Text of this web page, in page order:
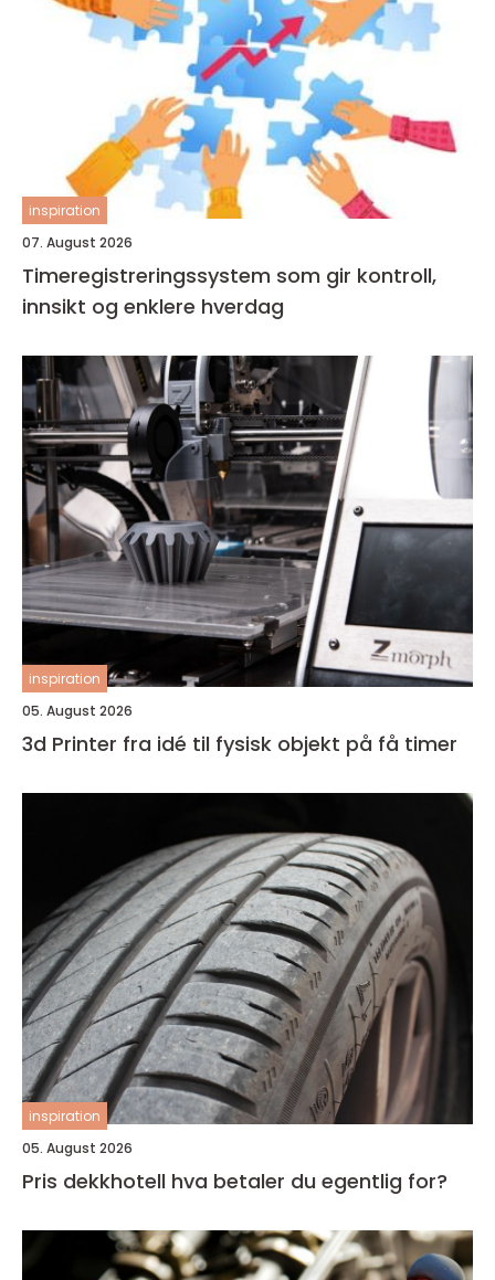
inspiration
07. August 2026
Timeregistreringssystem som gir kontroll,
innsikt og enklere hverdag
inspiration
05. August 2026
3d Printer fra idé til fysisk objekt på få timer
inspiration
05. August 2026
Pris dekkhotell hva betaler du egentlig for?